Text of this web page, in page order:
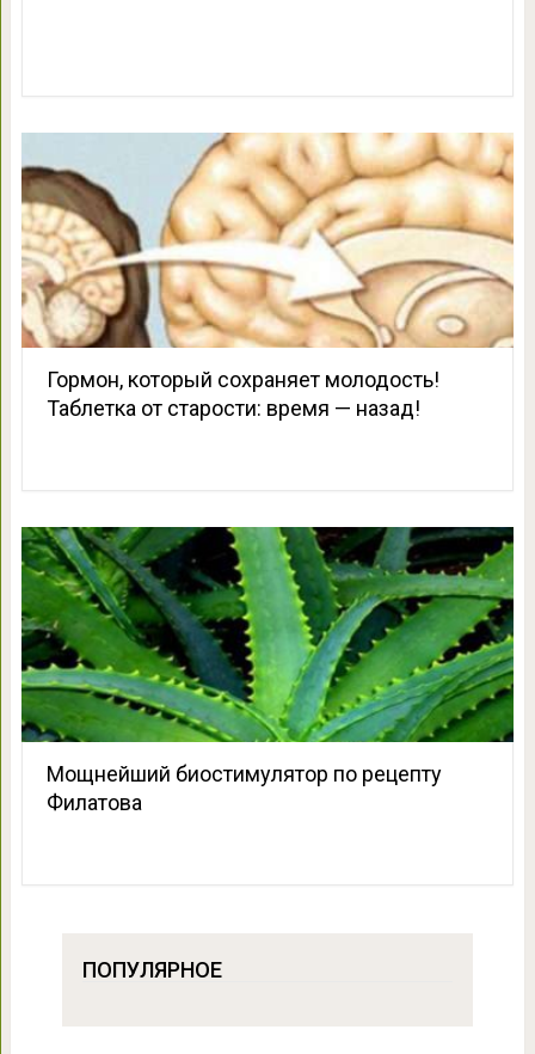
Гормон, который сохраняет молодость!
Таблетка от старости: время — назад!
Мощнейший биостимулятор по рецепту
Филатова
ПОПУЛЯРНОЕ